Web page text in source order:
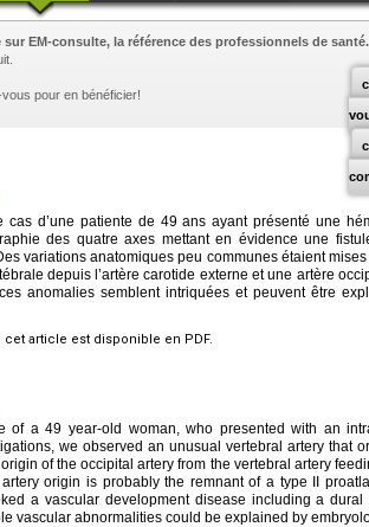
sur EM-consulte, la référence des professionnels de santé.
pour en bénéficier!
cas d’une patiente de 49 ans ayant présenté une
des quatre axes mettant en évidence une
variations anatomiques peu communes étaient
depuis l’artère carotide externe et une artère
anomalies semblent intriquées et peuvent être
article est disponible en PDF.
of a 49 year-old woman, who presented with an
we observed an unusual vertebral artery that
of the occipital artery from the vertebral artery
origin is probably the remnant of a type II
a vascular development disease including a
vascular abnormalities could be explained by